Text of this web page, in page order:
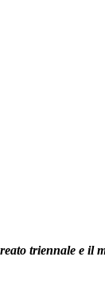
triennale e il